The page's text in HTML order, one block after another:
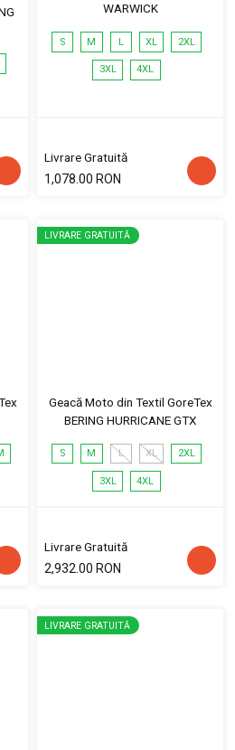
WARWICK
S M L XL 2XL
3XL 4XL
Livrare Gratuită
1,078.00 RON
LIVRARE GRATUITĂ
Geacă Moto din Textil GoreTex
BERING HURRICANE GTX
S M L XL 2XL
3XL 4XL
Livrare Gratuită
2,932.00 RON
LIVRARE GRATUITĂ